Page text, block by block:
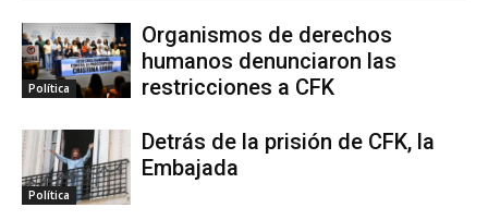
Política
Organismos de derechos
humanos denunciaron las
restricciones a CFK
Política
Detrás de la prisión de CFK, la
Embajada